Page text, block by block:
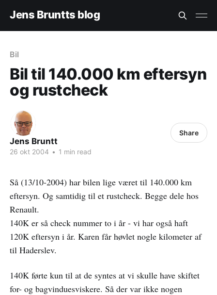
Jens Bruntts blog
Bil
Bil til 140.000 km eftersyn
og rustcheck
Jens Bruntt
26 okt 2004 • 1 min read
Share
Så (13/10-2004) har bilen lige været til 140.000 km
eftersyn. Og samtidig til et rustcheck. Begge dele hos
Renault.
140K er så check nummer to i år - vi har også haft
120K eftersyn i år. Karen får høvlet nogle kilometer af
til Haderslev.
140K førte kun til at de syntes at vi skulle have skiftet
for- og bagvinduesviskere. Så der var ikke nogen